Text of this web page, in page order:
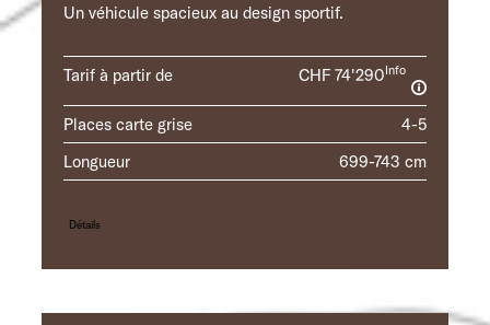
Un véhicule spacieux au design sportif.
Tarif à partir de CHF 74'290Info
Places carte grise
4-5
Longueur
699-743 cm
Détails